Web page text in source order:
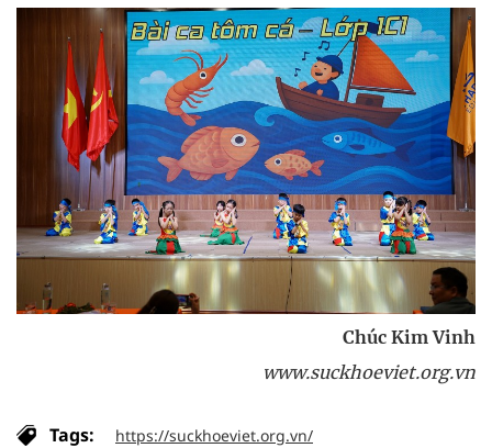
Chúc Kim Vinh
www.suckhoeviet.org.vn
Tags:
https://suckhoeviet.org.vn/